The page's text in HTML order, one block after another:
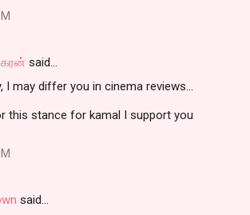
said…
I may differ you in cinema reviews...
this stance for kamal I support you
said…